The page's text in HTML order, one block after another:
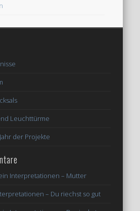
Leuchttürme
der Projekte
Interpretationen – Mutter
– Du riechst so gut